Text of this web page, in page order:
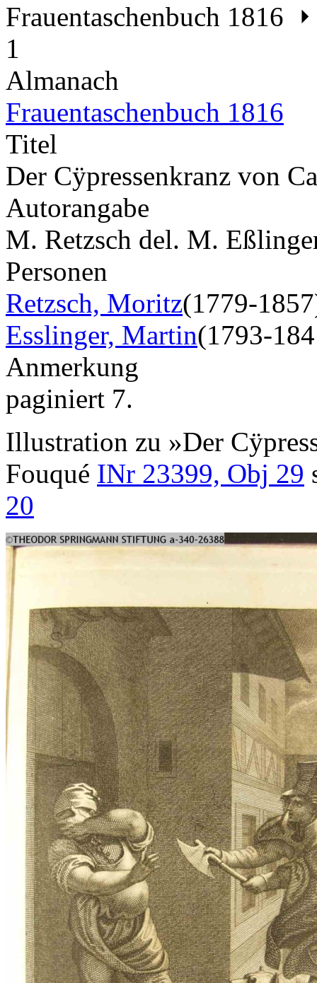
Frauentaschenbuch 1816
1
Almanach
Frauentaschenbuch 1816
Titel
Der Cÿpressenkranz von
Autorangabe
M. Retzsch del. M.
Personen
Retzsch, Moritz(1779-
Esslinger, Martin(1793-
Anmerkung
paginiert 7.
Illustration zu »Der
Fouqué INr 23399, Obj 29
20